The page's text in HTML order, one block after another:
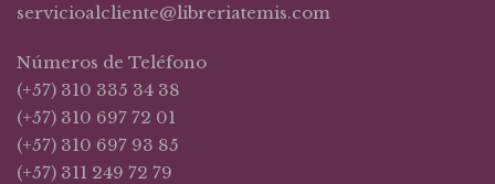
servicioalcliente@libreriatemis.com
Números de Teléfono
(+57) 310 335 34 38
(+57) 310 697 72 01
(+57) 310 697 93 85
(+57) 311 249 72 79